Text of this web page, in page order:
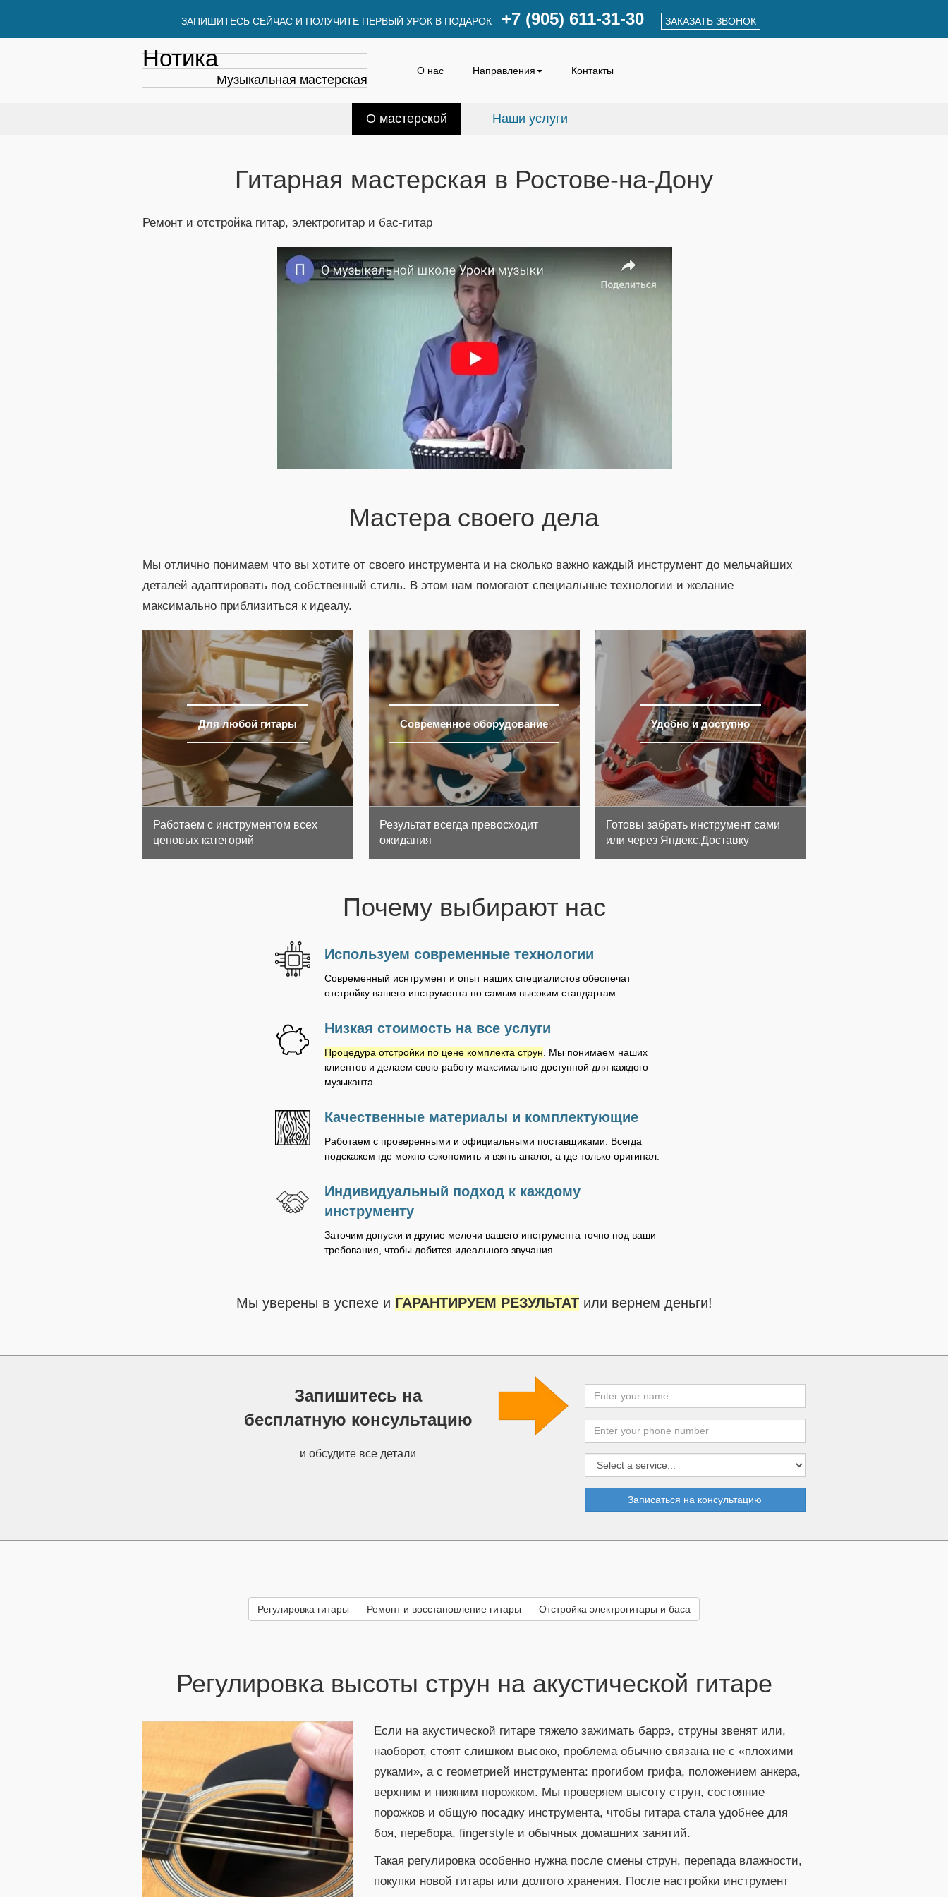
ЗАПИШИТЕСЬ СЕЙЧАС И ПОЛУЧИТЕ ПЕРВЫЙ УРОК В ПОДАРОК +7 (905) 611-31-30 ЗАКАЗАТЬ ЗВОНОК
Нотика
Музыкальная мастерская
О нас Направления Контакты
О мастерской Наши услуги
Гитарная мастерская в Ростове-на-Дону
Ремонт и отстройка гитар, электрогитар и бас-гитар
Мастера своего дела
Мы отлично понимаем что вы хотите от своего инструмента и на сколько важно каждый инструмент до мельчайших
деталей адаптировать под собственный стиль. В этом нам помогают специальные технологии и желание
максимально приблизиться к идеалу.
Для любой гитары
Работаем с инструментом всех
ценовых категорий
Современное оборудование
Результат всегда превосходит
ожидания
Удобно и доступно
Готовы забрать инструмент сами
или через Яндекс.Доставку
Почему выбирают нас
Используем современные технологии
Современный иснтрумент и опыт наших специалистов обеспечат
отстройку вашего инструмента по самым высоким стандартам.
Низкая стоимость на все услуги
Процедура отстройки по цене комплекта струн . Мы понимаем наших
клиентов и делаем свою работу максимально доступной для каждого
музыканта.
Качественные материалы и комплектующие
Работаем с проверенными и официальными поставщиками. Всегда
подскажем где можно сэкономить и взять аналог, а где только оригинал.
Индивидуальный подход к каждому
инструменту
Заточим допуски и другие мелочи вашего инструмента точно под ваши
требования, чтобы добится идеального звучания.
Мы уверены в успехе и ГАРАНТИРУЕМ РЕЗУЛЬТАТили вернем деньги!
Запишитесь на
бесплатную консультацию
и обсудите все детали
Записаться на консультацию
Регулировка гитары Ремонт и восстановление гитары Отстройка электрогитары и баса
Регулировка высоты струн на акустической гитаре
Если на акустической гитаре тяжело зажимать баррэ, струны звенят или,
наоборот, стоят слишком высоко, проблема обычно связана не с «плохими
руками», а с геометрией инструмента: прогибом грифа, положением анкера,
верхним и нижним порожком. Мы проверяем высоту струн, состояние
порожков и общую посадку инструмента, чтобы гитара стала удобнее для
боя, перебора, fingerstyle и обычных домашних занятий.
Такая регулировка особенно нужна после смены струн, перепада влажности,
покупки новой гитары или долгого хранения. После настройки инструмент